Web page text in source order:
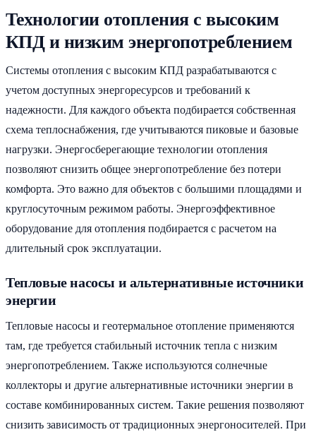
Технологии отопления с высоким
КПД и низким энергопотреблением
Системы отопления с высоким КПД разрабатываются с
учетом доступных энергоресурсов и требований к
надежности. Для каждого объекта подбирается собственная
схема теплоснабжения, где учитываются пиковые и базовые
нагрузки. Энергосберегающие технологии отопления
позволяют снизить общее энергопотребление без потери
комфорта. Это важно для объектов с большими площадями и
круглосуточным режимом работы. Энергоэффективное
оборудование для отопления подбирается с расчетом на
длительный срок эксплуатации.
Тепловые насосы и альтернативные источники
энергии
Тепловые насосы и геотермальное отопление применяются
там, где требуется стабильный источник тепла с низким
энергопотреблением. Также используются солнечные
коллекторы и другие альтернативные источники энергии в
составе комбинированных систем. Такие решения позволяют
снизить зависимость от традиционных энергоносителей. При